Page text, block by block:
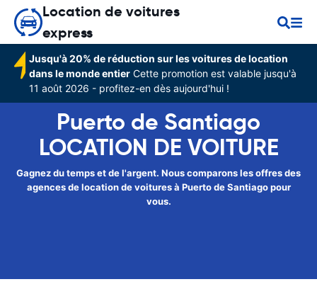
Location de voitures
express
Jusqu'à 20% de réduction sur les voitures de location
dans le monde entier Cette promotion est valable jusqu'à
11 août 2026 - profitez-en dès aujourd'hui !
Puerto de Santiago
LOCATION DE VOITURE
Gagnez du temps et de l'argent. Nous comparons les offres des
agences de location de voitures à Puerto de Santiago pour
vous.